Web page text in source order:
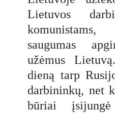
Lietuvos
saugumas
užėmus
dieną tarp
darbininkų, net
būriai